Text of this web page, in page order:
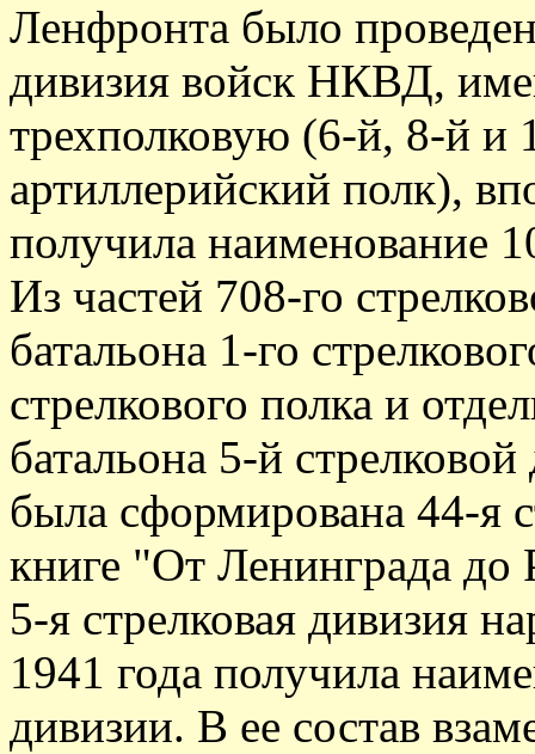
Ленфронта было
дивизия войск НКВД,
трехполковую (6-й, 8-й и
артиллерийский полк),
получила наименование
Из частей 708-го
батальона 1-го
стрелкового полка и
батальона 5-й
была сформирована 44-я
книге "От Ленинграда до
5-я стрелковая дивизия
1941 года получила
дивизии. В ее состав